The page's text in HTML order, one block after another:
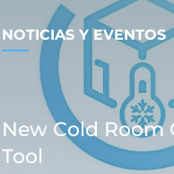
NOTICIAS Y EVENTOS
New Cold Room
Tool